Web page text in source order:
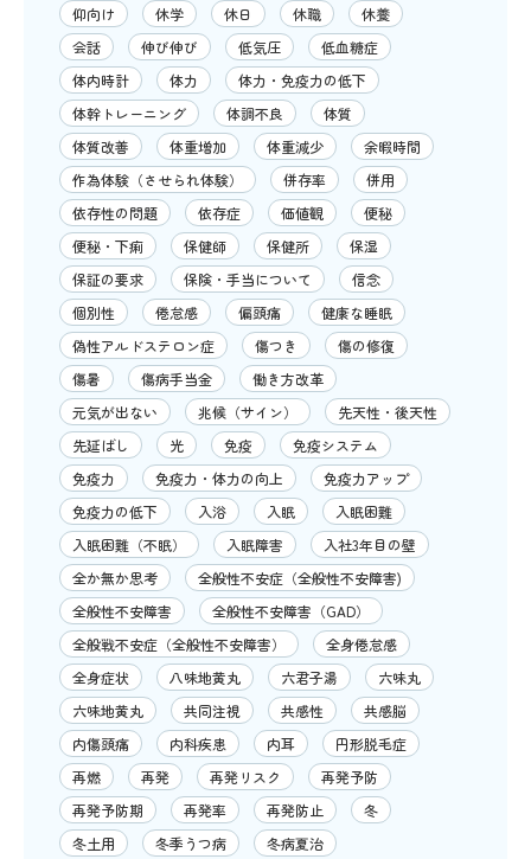
仰向け
休学 休日 休職
休養
会話
伸び伸び 低気圧
低血糖症
体内時計
体力
体力・免疫力の低下
体幹トレーニング
体調不良
体質
体質改善
体重増加 体重減少
余暇時間
作為体験（させられ体験）
併存率
併用
依存性の問題
依存症 価値観
便秘
便秘・下痢
保健師 保健所
保湿
保証の要求
保険・手当について
信念
個別性
倦怠感 偏頭痛
健康な睡眠
偽性アルドステロン症
傷つき
傷の修復
傷暑
傷病手当金
働き方改革
元気が出ない
兆候（サイン）
先天性・後天性
先延ばし
光 免疫
免疫システム
免疫力
免疫力・体力の向上
免疫力アップ
免疫力の低下
入浴 入眠
入眠困難
入眠困難（不眠）
入眠障害
入社3年目の壁
全か無か思考
全般性不安症（全般性不安障害)
全般性不安障害
全般性不安障害（GAD）
全般戦不安症（全般性不安障害）
全身倦怠感
全身症状
八味地黄丸 六君子湯
六味丸
六味地黄丸
共同注視 共感性
共感脳
内傷頭痛
内科疾患 内耳
円形脱毛症
再燃
再発 再発リスク
再発予防
再発予防期
再発率 再発防止
冬
冬土用
冬季うつ病 冬病夏治